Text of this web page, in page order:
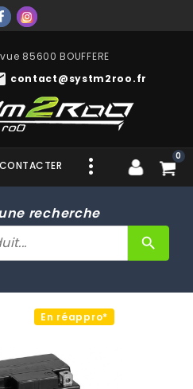
85600 BOUFFERE
contact@systm2roo.fr
0
recherche
search
En réappro*